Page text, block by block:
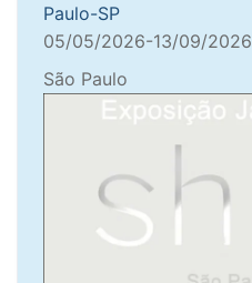
Paulo-SP
05/05/2026-13/09/2026
São Paulo